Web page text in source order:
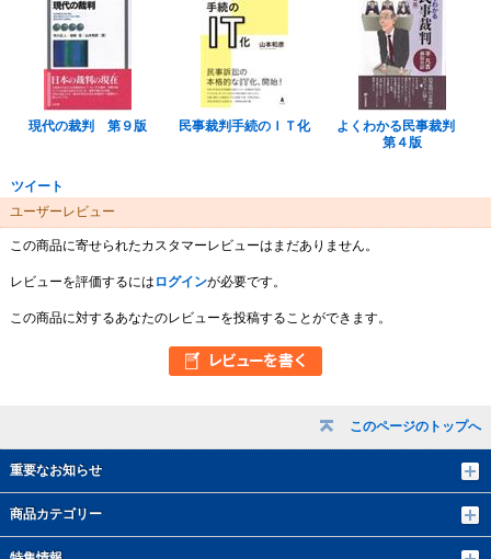
このページのトップへ
重要なお知らせ
商品カテゴリー
現代の裁判 第９版 民事裁判手続のＩＴ化
よくわかる民事裁判
第４版
ツイート
ユーザーレビュー
この商品に寄せられたカスタマーレビューはまだありません。
レビューを評価するには ログインが必要です。
この商品に対するあなたのレビューを投稿することができます。